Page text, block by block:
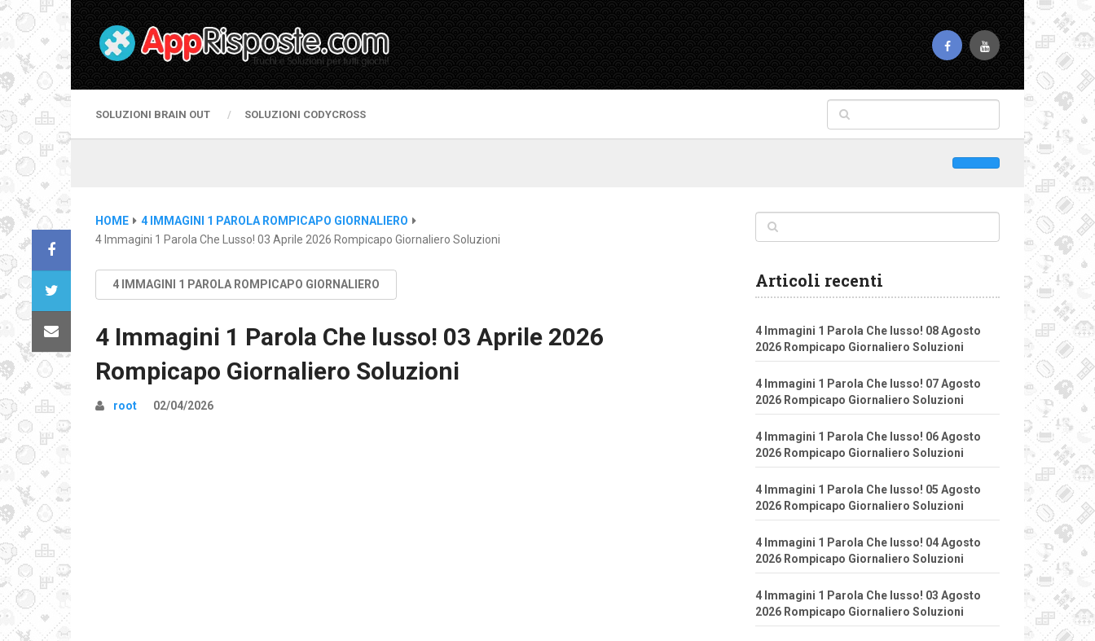
SOLUZIONI BRAIN OUT SOLUZIONI CODYCROSS
HOME
4 IMMAGINI 1 PAROLA ROMPICAPO GIORNALIERO
4 Immagini 1 Parola Che Lusso! 03 Aprile 2026 Rompicapo Giornaliero Soluzioni
4 IMMAGINI 1 PAROLA ROMPICAPO GIORNALIERO
4 Immagini 1 Parola Che lusso! 03 Aprile 2026
Rompicapo Giornaliero Soluzioni
root 02/04/2026
Articoli recenti
4 Immagini 1 Parola Che lusso! 08 Agosto
2026 Rompicapo Giornaliero Soluzioni
4 Immagini 1 Parola Che lusso! 07 Agosto
2026 Rompicapo Giornaliero Soluzioni
4 Immagini 1 Parola Che lusso! 06 Agosto
2026 Rompicapo Giornaliero Soluzioni
4 Immagini 1 Parola Che lusso! 05 Agosto
2026 Rompicapo Giornaliero Soluzioni
4 Immagini 1 Parola Che lusso! 04 Agosto
2026 Rompicapo Giornaliero Soluzioni
4 Immagini 1 Parola Che lusso! 03 Agosto
2026 Rompicapo Giornaliero Soluzioni